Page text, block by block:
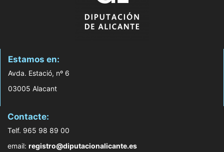
Estamos en:
Avda. Estació, nº 6
03005 Alacant
Contacte:
Telf. 965 98 89 00
email: registro@diputacionalicante.es